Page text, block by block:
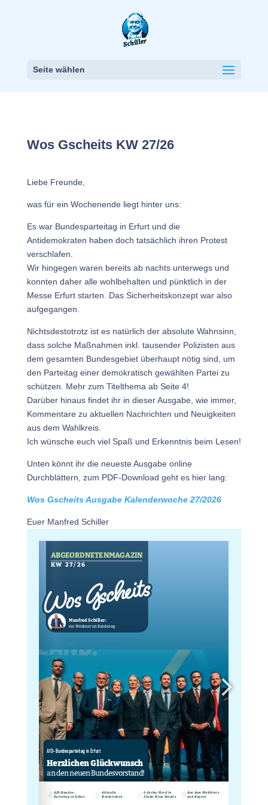
Seite wählen
Wos Gscheits KW 27/26
Liebe Freunde,
was für ein Wochenende liegt hinter uns:
Es war Bundesparteitag in Erfurt und die
Antidemokraten haben doch tatsächlich ihren Protest
verschlafen.
Wir hingegen waren bereits ab nachts unterwegs und
konnten daher alle wohlbehalten und pünktlich in der
Messe Erfurt starten. Das Sicherheitskonzept war also
aufgegangen.
Nichtsdestotrotz ist es natürlich der absolute Wahnsinn,
dass solche Maßnahmen inkl. tausender Polizisten aus
dem gesamten Bundesgebiet überhaupt nötig sind, um
den Parteitag einer demokratisch gewählten Partei zu
schützen. Mehr zum Titelthema ab Seite 4!
Darüber hinaus findet ihr in dieser Ausgabe, wie immer,
Kommentare zu aktuellen Nachrichten und Neuigkeiten
aus dem Wahlkreis.
Ich wünsche euch viel Spaß und Erkenntnis beim Lesen!
Unten könnt ihr die neueste Ausgabe online
Durchblättern, zum PDF-Download geht es hier lang:
Wos Gscheits Ausgabe Kalenderwoche 27/2026
Euer Manfred Schiller